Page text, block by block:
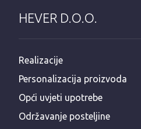
HEVER D.O.O.
Realizacije
Personalizacija proizvoda
Opći uvjeti upotrebe
Održavanje posteljine